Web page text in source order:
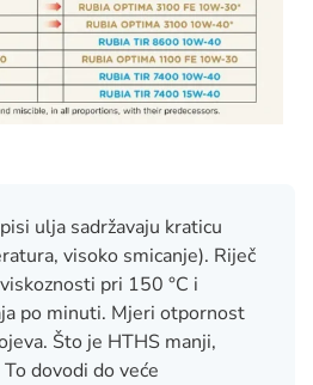
ulja sadržavaju kraticu
visoko smicanje). Riječ
pri 150 °C i
po minuti. Mjeri otpornost
Što je HTHS manji,
dovodi do veće